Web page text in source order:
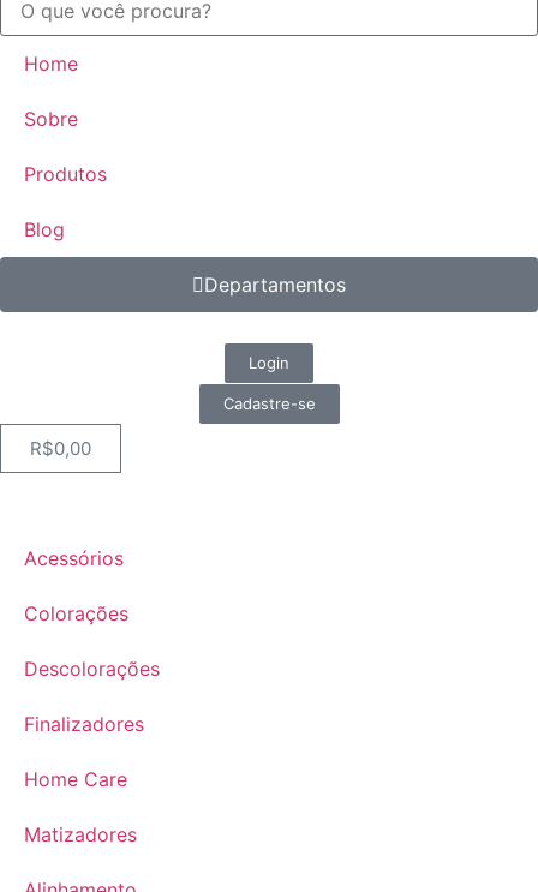
Home
Sobre
Produtos
Blog
Departamentos
Login
Cadastre-se
R$0,00
Acessórios
Colorações
Descolorações
Finalizadores
Home Care
Matizadores